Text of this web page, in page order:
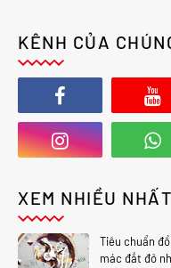
KÊNH CỦA
XEM NHIỀU NHẤT
Tiêu chuẩn
mác đắt đỏ